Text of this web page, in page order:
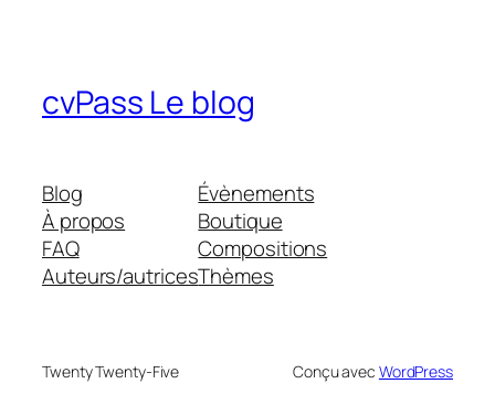
cvPass Le blog
Blog
À propos
FAQ
Auteurs/autrices
Évènements
Boutique
Compositions
Thèmes
Twenty Twenty-Five Conçu avec WordPress